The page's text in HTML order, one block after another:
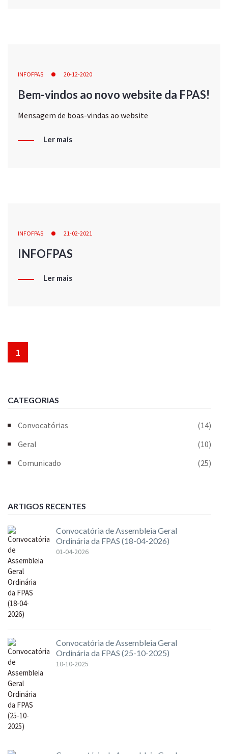
INFOFPAS 20-12-2020
Bem-vindos ao novo website da FPAS!
Mensagem de boas-vindas ao website
Ler mais
INFOFPAS 21-02-2021
INFOFPAS
Ler mais
1
CATEGORIAS
Convocatórias
(14)
Geral
(10)
Comunicado
(25)
ARTIGOS RECENTES
Convocatória de Assembleia Geral
Ordinária da FPAS (18-04-2026)
01-04-2026
Convocatória de Assembleia Geral
Ordinária da FPAS (25-10-2025)
10-10-2025